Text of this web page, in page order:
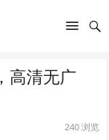
高清无广
240浏览